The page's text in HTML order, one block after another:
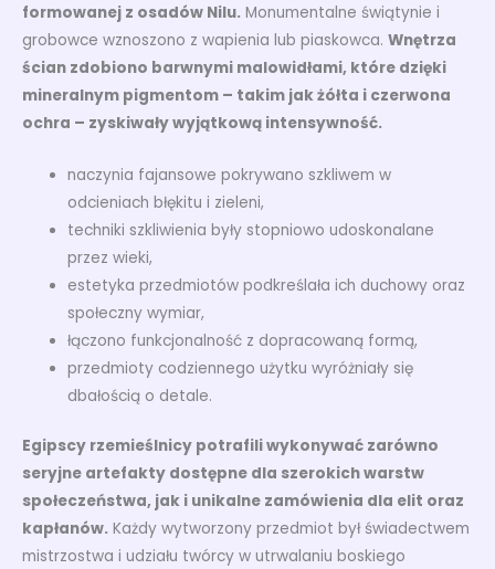
formowanej z osadów Nilu. Monumentalne świątynie i
grobowce wznoszono z wapienia lub piaskowca. Wnętrza
ścian zdobiono barwnymi malowidłami, które dzięki
mineralnym pigmentom – takim jak żółta i czerwona
ochra – zyskiwały wyjątkową intensywność.
naczynia fajansowe pokrywano szkliwem w
odcieniach błękitu i zieleni,
techniki szkliwienia były stopniowo udoskonalane
przez wieki,
estetyka przedmiotów podkreślała ich duchowy oraz
społeczny wymiar,
łączono funkcjonalność z dopracowaną formą,
przedmioty codziennego użytku wyróżniały się
dbałością o detale.
Egipscy rzemieślnicy potrafili wykonywać zarówno
seryjne artefakty dostępne dla szerokich warstw
społeczeństwa, jak i unikalne zamówienia dla elit oraz
kapłanów. Każdy wytworzony przedmiot był świadectwem
mistrzostwa i udziału twórcy w utrwalaniu boskiego